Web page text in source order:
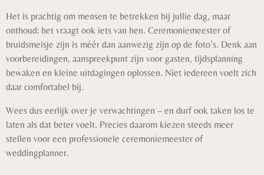
Het is prachtig om mensen te betrekken bij jullie dag, maar
onthoud: het vraagt ook iets van hen. Ceremoniemeester of
bruidsmeisje zijn is méér dan aanwezig zijn op de foto’s. Denk aan
voorbereidingen, aanspreekpunt zijn voor gasten, tijdsplanning
bewaken en kleine uitdagingen oplossen. Niet iedereen voelt zich
daar comfortabel bij.
Wees dus eerlijk over je verwachtingen – en durf ook taken los te
laten als dat beter voelt. Precies daarom kiezen steeds meer
stellen voor een professionele ceremoniemeester of
weddingplanner.